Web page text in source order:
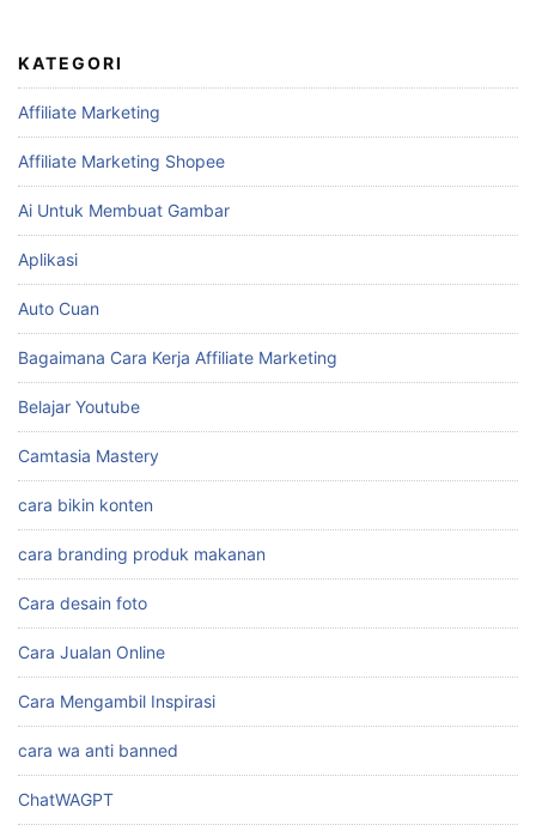
KATEGORI
Affiliate Marketing
Affiliate Marketing Shopee
Ai Untuk Membuat Gambar
Aplikasi
Auto Cuan
Bagaimana Cara Kerja Affiliate Marketing
Belajar Youtube
Camtasia Mastery
cara bikin konten
cara branding produk makanan
Cara desain foto
Cara Jualan Online
Cara Mengambil Inspirasi
cara wa anti banned
ChatWAGPT